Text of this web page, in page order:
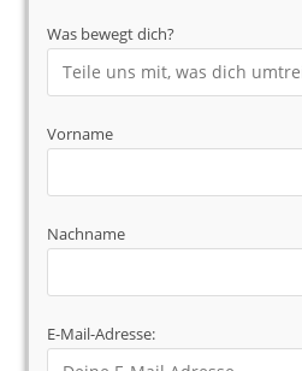
Was bewegt dich?
Vorname
Nachname
E-Mail-Adresse: